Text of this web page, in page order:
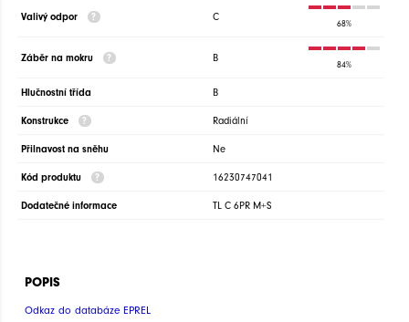
Valivý odpor C
68%
Záběr na mokru B
84%
Hlučnostní třída B
Konstrukce Radiální
Přilnavost na sněhu Ne
Kód produktu 16230747041
Dodatečné informace TL C 6PR M+S
POPIS
Odkaz do databáze EPREL